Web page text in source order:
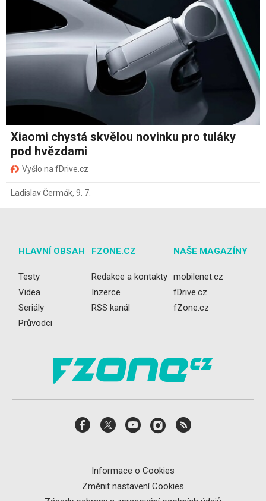
Xiaomi chystá skvělou novinku pro tuláky
pod hvězdami
Vyšlo na fDrive.cz
Ladislav Čermák, 9. 7.
HLAVNÍ OBSAH
Testy
Videa
Seriály
Průvodci
FZONE.CZ
Redakce a kontakty
Inzerce
RSS kanál
NAŠE MAGAZÍNY
mobilenet.cz
fDrive.cz
fZone.cz
Informace o Cookies
Změnit nastavení Cookies